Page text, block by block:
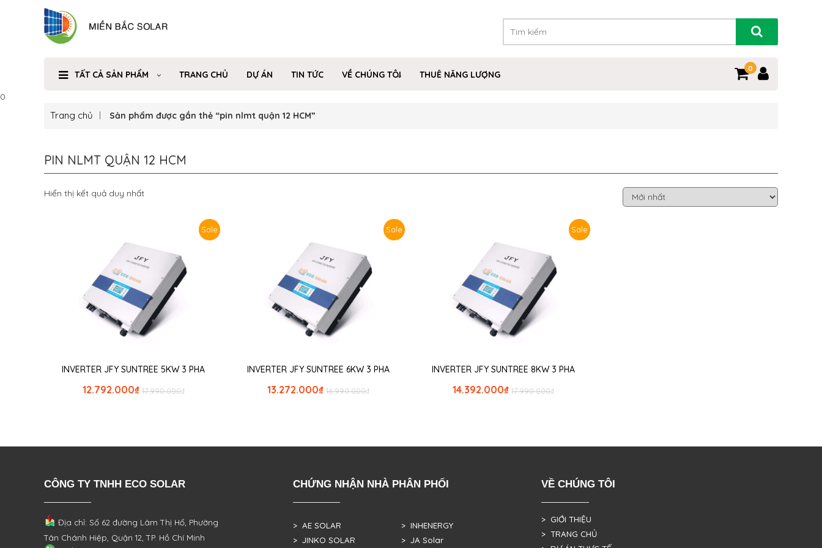
TẤT CẢ SẢN PHẨM TRANG CHỦ DỰ ÁN TIN TỨC VỀ CHÚNG TÔI THUÊ NĂNG LƯỢNG
0
0
Trang chủ Sản phẩm được gắn thẻ “pin nlmt quận 12 HCM”
PIN NLMT QUẬN 12 HCM
Hiển thị kết quả duy nhất
Sale
INVERTER JFY SUNTREE 5KW 3 PHA
₫
17.990.000
₫
12.792.000
Sale
INVERTER JFY SUNTREE 6KW 3 PHA
₫
16.990.000
₫
13.272.000
Sale
INVERTER JFY SUNTREE 8KW 3 PHA
₫
17.990.000
₫
14.392.000
CÔNG TY TNHH ECO SOLAR
Địa chỉ: Số 62 đường Lâm Thị Hố, Phường
Tân Chánh Hiệp, Quận 12, TP. Hồ Chí Minh
CHỨNG NHẬN NHÀ PHÂN PHỐI
> AE SOLAR
> JINKO SOLAR
> INHENERGY
> JA Solar
VỀ CHÚNG TÔI
> GIỚI THIỆU
> TRANG CHỦ